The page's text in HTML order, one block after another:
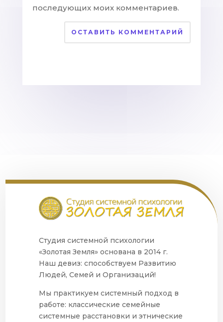
последующих моих комментариев.
ОСТАВИТЬ КОММЕНТАРИЙ
Студия системной психологии
«Золотая Земля» основана в 2014 г.
Наш девиз: способствуем Развитию
Людей, Семей и Организаций!
Мы практикуем системный подход в
работе: классические семейные
системные расстановки и этнические